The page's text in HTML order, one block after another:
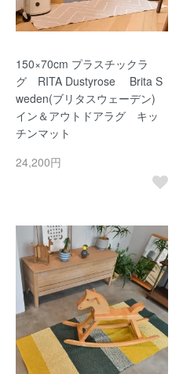
150×70cm プラスチックラ
グ RITA Dustyrose Brita S
weden(ブリタスウェーデン)
イン＆アウトドアラグ キッ
チンマット
24,200円